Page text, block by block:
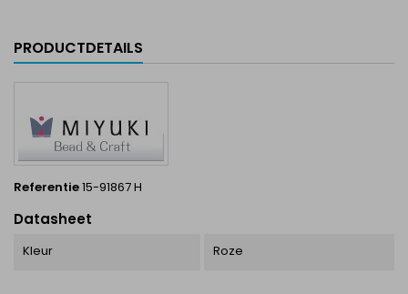
PRODUCTDETAILS
Referentie15-91867 H
Datasheet
Kleur Roze